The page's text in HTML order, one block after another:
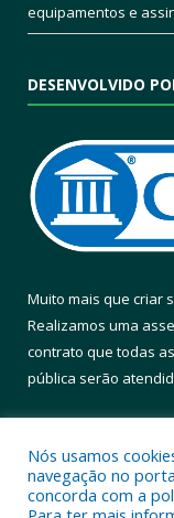
equipamentos e
DESENVOLVIDO
Muito mais que criar
Realizamos uma
contrato que todas
pública serão
Nós usamos
navegação no
concorda com a